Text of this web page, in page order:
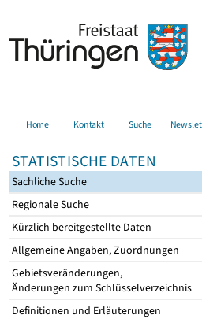
Home Kontakt Suche
STATISTISCHE DATEN
Sachliche Suche
Regionale Suche
Kürzlich bereitgestellte Daten
Allgemeine Angaben, Zuordnungen
Gebietsveränderungen,
Änderungen zum Schlüsselverzeichnis
Definitionen und Erläuterungen